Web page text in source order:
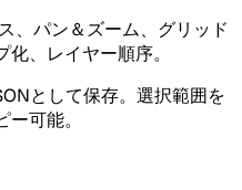
、パン＆ズーム、グリッド
、レイヤー順序。
として保存。選択範囲を
可能。